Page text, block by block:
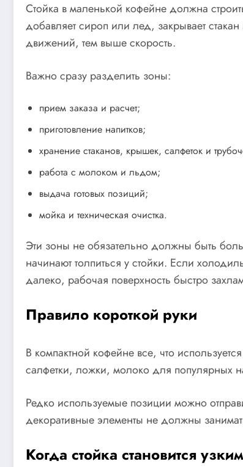
Стойка в маленькой кофейне должна
добавляет сироп или лед, закрывает
движений, тем выше скорость.
Важно сразу разделить зоны:
прием заказа и расчет;
приготовление напитков;
хранение стаканов, крышек, салфеток и
работа с молоком и льдом;
выдача готовых позиций;
мойка и техническая очистка.
Эти зоны не обязательно должны быть
начинают толпиться у стойки. Если
далеко, рабочая поверхность быстро
Правило короткой руки
В компактной кофейне все, что
салфетки, ложки, молоко для популярных
Редко используемые позиции можно
декоративные элементы не должны
Когда стойка становится